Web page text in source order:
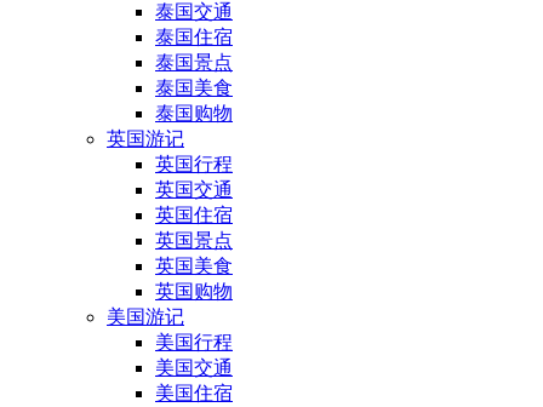
泰国交通
泰国住宿
泰国景点
泰国美食
泰国购物
英国游记
英国行程
英国交通
英国住宿
英国景点
英国美食
英国购物
美国游记
美国行程
美国交通
美国住宿